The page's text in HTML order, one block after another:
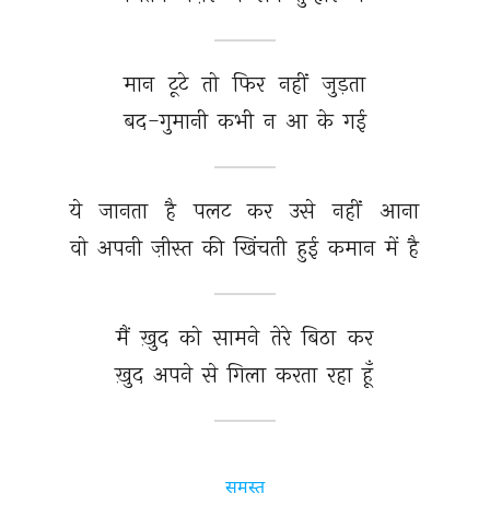
मान टूटे तो फिर नहीं जुड़ता
बद-गुमानी कभी न आ के गई
ये जानता है पलट कर उसे नहीं आना
वो अपनी ज़ीस्त की खिंचती हुई कमान में है
मैं ख़ुद को सामने तेरे बिठा कर
ख़ुद अपने से गिला करता रहा हूँ
समस्त